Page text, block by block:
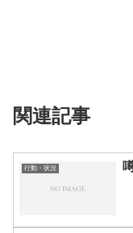
関連記事
行動・状況